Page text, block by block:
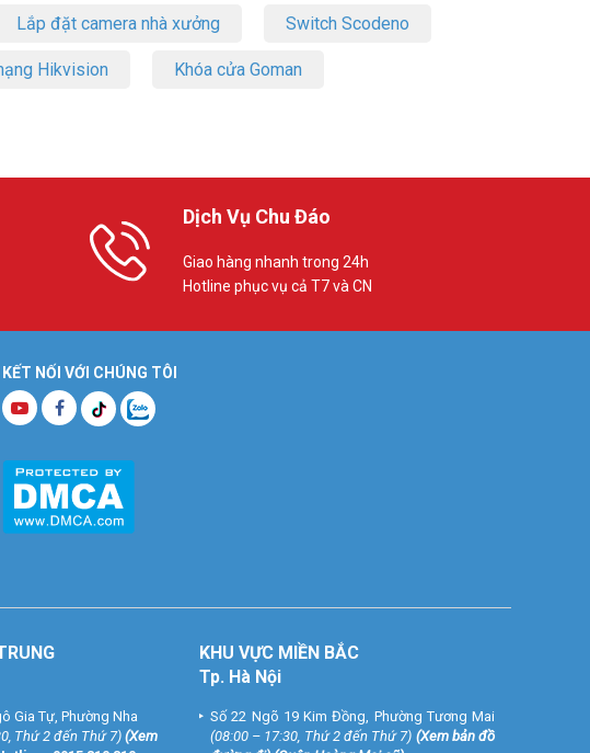
Lắp đặt camera nhà xưởng Switch Scodeno
Hikvision Khóa cửa Goman
Dịch Vụ Chu Đáo
Giao hàng nhanh trong 24h
Hotline phục vụ cả T7 và CN
KẾT NỐI VỚI CHÚNG TÔI
Gia Tự, Phường Nha
Thứ 2 đến Thứ 7)(Xem
KHU VỰC MIỀN BẮC
Tp. Hà Nội
Số 22 Ngõ 19 Kim Đồng, Phường Tương Mai
(08:00 – 17:30, Thứ 2 đến Thứ 7) (Xem bản đồ